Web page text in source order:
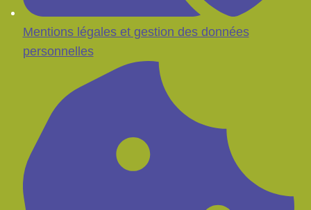
Mentions légales et gestion des données
personnelles